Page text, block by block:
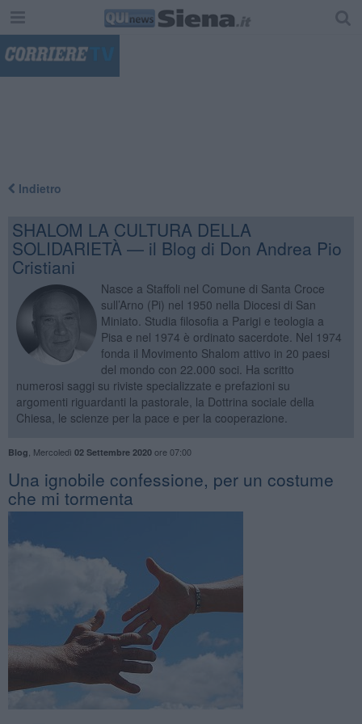
Indietro
SHALOM LA CULTURA DELLA
SOLIDARIETÀ — il Blog di Don Andrea Pio
Cristiani
Nasce a Staffoli nel Comune di Santa Croce
sull’Arno (Pi) nel 1950 nella Diocesi di San
Miniato. Studia filosofia a Parigi e teologia a
Pisa e nel 1974 è ordinato sacerdote. Nel 1974
fonda il Movimento Shalom attivo in 20 paesi
del mondo con 22.000 soci. Ha scritto
numerosi saggi su riviste specializzate e prefazioni su
argomenti riguardanti la pastorale, la Dottrina sociale della
Chiesa, le scienze per la pace e per la cooperazione.
Blog Mercoledì 02 Settembre 2020ore 07:00
​Una ignobile confessione, per un costume
che mi tormenta